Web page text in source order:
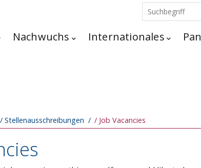
Nachwuchs Internationales
Stellenausschreibungen Job Vacancies